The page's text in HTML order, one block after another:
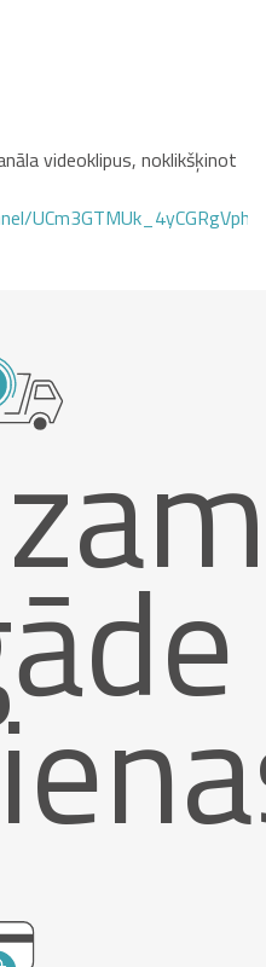
videoklipus, noklikšķinot